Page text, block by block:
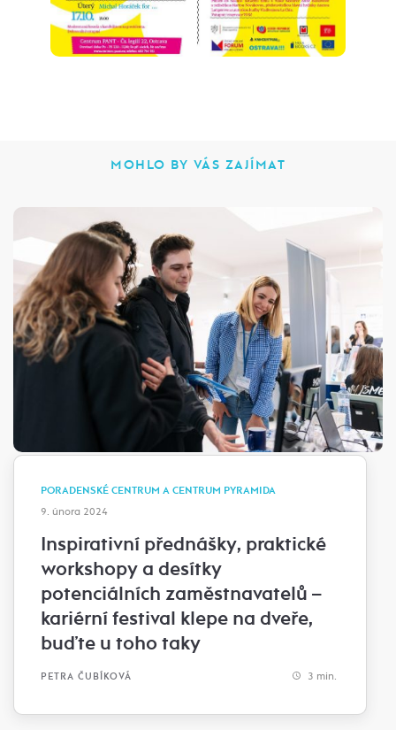
MOHLO BY VÁS ZAJÍMAT
PORADENSKÉ CENTRUM A CENTRUM PYRAMIDA
9. února 2024
Inspirativní přednášky, praktické
workshopy a desítky
potenciálních zaměstnavatelů –⁠⁠⁠⁠⁠⁠⁠⁠⁠⁠⁠⁠⁠⁠
kariérní festival klepe na dveře,
buďte u toho taky
PETRA ČUBÍKOVÁ 3 min.